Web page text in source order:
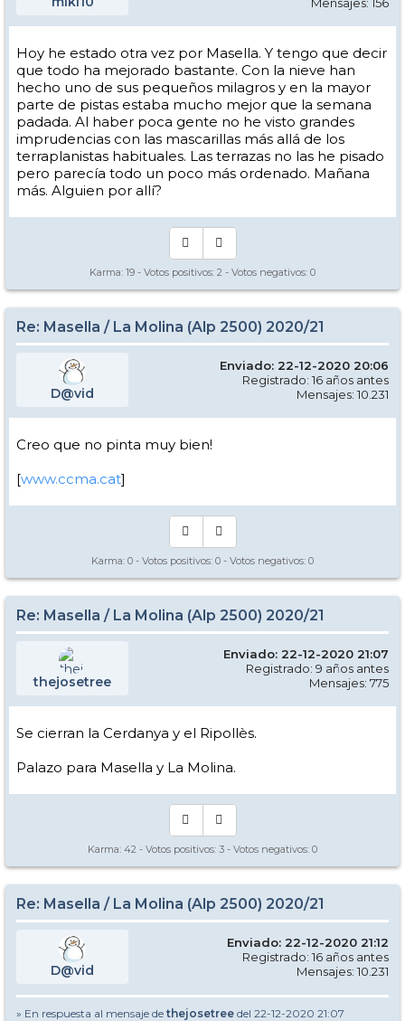
Hoy he estado otra vez por Masella. Y tengo que decir
que todo ha mejorado bastante. Con la nieve han
hecho uno de sus pequeños milagros y en la mayor
parte de pistas estaba mucho mejor que la semana
padada. Al haber poca gente no he visto grandes
imprudencias con las mascarillas más allá de los
terraplanistas habituales. Las terrazas no las he pisado
pero parecía todo un poco más ordenado. Mañana
más. Alguien por allí?
Karma: 19 - Votos positivos: 2 - Votos negativos: 0
Re: Masella / La Molina (Alp 2500) 2020/21
D@vid
Enviado: 22-12-2020 20:06
Registrado: 16 años antes
Mensajes: 10.231
Creo que no pinta muy bien!
[www.ccma.cat]
Karma: 0 - Votos positivos: 0 - Votos negativos: 0
Re: Masella / La Molina (Alp 2500) 2020/21
thejosetree
Enviado: 22-12-2020 21:07
Registrado: 9 años antes
Mensajes: 775
Se cierran la Cerdanya y el Ripollès.
Palazo para Masella y La Molina.
Karma: 42 - Votos positivos: 3 - Votos negativos: 0
Re: Masella / La Molina (Alp 2500) 2020/21
D@vid
Enviado: 22-12-2020 21:12
Registrado: 16 años antes
Mensajes: 10.231
» En respuesta al mensaje de thejosetree del 22-12-2020 21:07